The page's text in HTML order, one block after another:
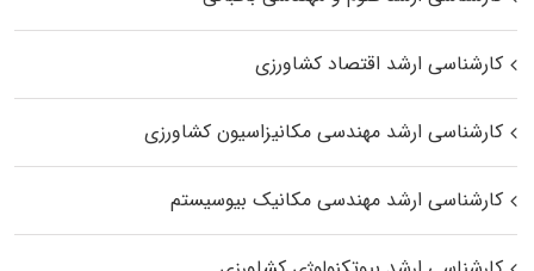
کارشناسی ارشد اقتصاد کشاورزی
کارشناسی ارشد مهندسی مکانیزاسیون کشاورزی
کارشناسی ارشد مهندسی مکانیک بیوسیستم